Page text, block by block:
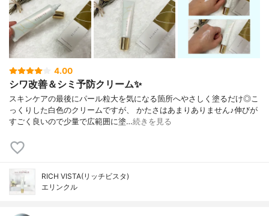
4.00
シワ改善＆シミ予防クリーム✨
スキンケアの最後にパール粒大を気になる箇所へやさしく塗るだけ◎こ
っくりした白色のクリームですが、 かたさはあまりありません♪伸びが
すごく良いので少量で広範囲に塗…続きを見る
RICH VISTA(リッチビスタ)
エリンクル